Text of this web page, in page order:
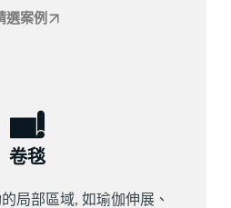
選案例
卷毯
局部區域, 如瑜伽伸展、